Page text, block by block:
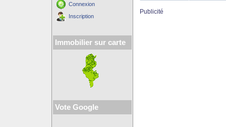
Connexion
Inscription
Immobilier sur carte
Vote Google
Publicité